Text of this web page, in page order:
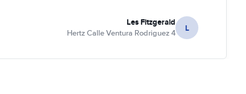
L
Les Fitzgerald
Hertz Calle Ventura Rodriguez 4